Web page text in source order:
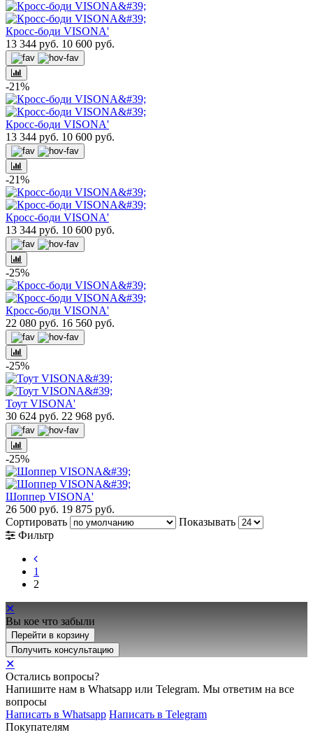
Кросс-боди VISONA'
13 344 руб. 10 600 руб.
-21%
Кросс-боди VISONA'
13 344 руб. 10 600 руб.
-21%
Кросс-боди VISONA'
13 344 руб. 10 600 руб.
-25%
Кросс-боди VISONA'
22 080 руб. 16 560 руб.
-25%
Тоут VISONA'
30 624 руб. 22 968 руб.
-25%
Шоппер VISONA'
26 500 руб. 19 875 руб.
Сортировать
Показывать
Фильтр
1
2
✕
Вы кое что забыли
Перейти в корзину
Получить консультацию
✕
Остались вопросы?
Напишите нам в Whatsapp или Telegram. Мы ответим на все
вопросы
Написать в Whatsapp Написать в Telegram
Покупателям